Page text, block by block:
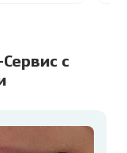
с